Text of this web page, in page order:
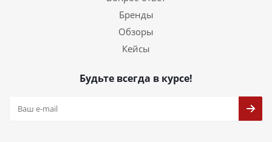
Бренды
Обзоры
Кейсы
Будьте всегда в курсе!